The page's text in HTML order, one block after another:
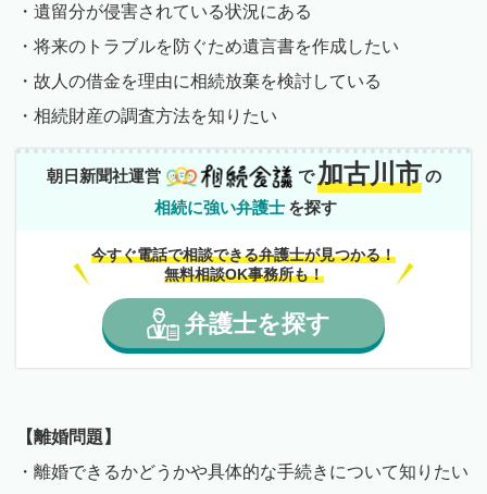
・遺留分が侵害されている状況にある
・将来のトラブルを防ぐため遺言書を作成したい
・故人の借金を理由に相続放棄を検討している
・相続財産の調査方法を知りたい
朝日新聞社運営 で 加古川市 の
相続に強い弁護士 を探す
今すぐ電話で相談できる弁護士が見つかる！
無料相談OK事務所も！
弁護士を探す
【離婚問題】
・離婚できるかどうかや具体的な手続きについて知りたい